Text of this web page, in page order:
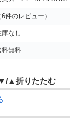
6件のレビュー）
庫なし
料無料
▲折りたたむ